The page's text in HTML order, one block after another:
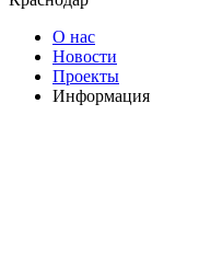
О нас
Новости
Проекты
Информация